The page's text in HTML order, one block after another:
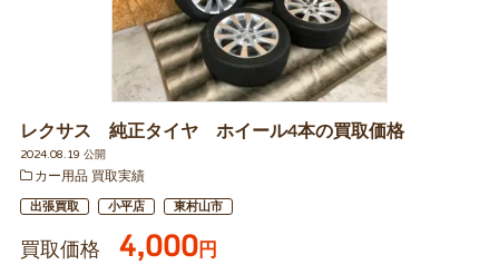
レクサス 純正タイヤ ホイール4本の買取価格
2024.08.19 公開
カー用品 買取実績
出張買取 小平店 東村山市
買取価格 4,000円